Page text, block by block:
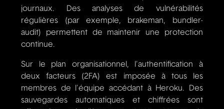
journaux. Des analyses de vulnérabilités
régulières (par exemple, brakeman, bundler-
audit) permettent de maintenir une protection
continue.
Sur le plan organisationnel, l'authentification à
deux facteurs (2FA) est imposée à tous les
membres de l'équipe accédant à Heroku. Des
sauvegardes automatiques et chiffrées sont